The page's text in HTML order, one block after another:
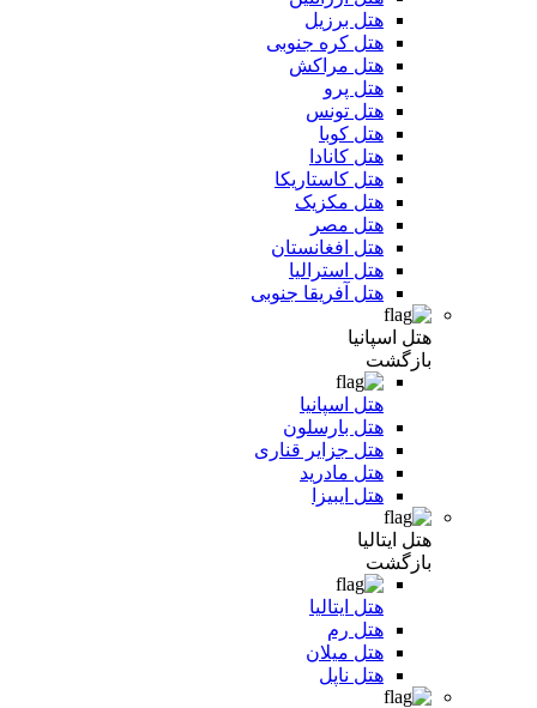
هتل برزیل
هتل کره جنوبی
هتل مراکش
هتل پرو
هتل تونس
هتل کوبا
هتل کانادا
هتل کاستاریکا
هتل مکزیک
هتل مصر
هتل افغانستان
هتل استرالیا
هتل آفریقا جنوبی
هتل اسپانیا
بازگشت
هتل اسپانیا
هتل بارسلون
هتل جزایر قناری
هتل مادرید
هتل ایبیزا
هتل ایتالیا
بازگشت
هتل ایتالیا
هتل رم
هتل میلان
هتل ناپل